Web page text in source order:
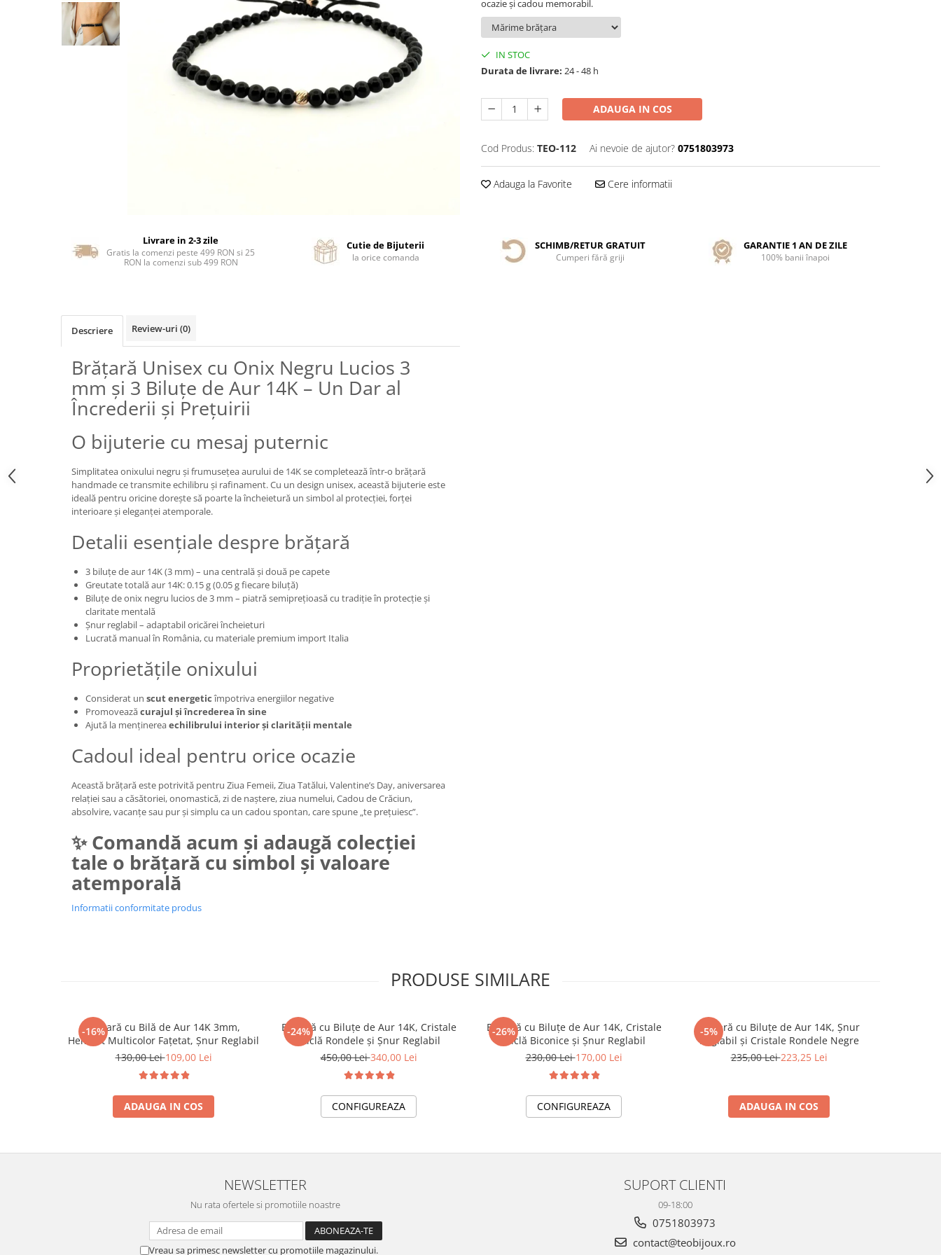
ocazie și cadou memorabil.
IN STOC
Durata de livrare: 24 - 48 h
ADAUGA IN COS
Cod Produs: TEO-112 Ai nevoie de ajutor? 0751803973
Adauga la Favorite Cere informatii
Livrare in 2-3 zile
Gratis la comenzi peste 499 RON si 25
RON la comenzi sub 499 RON
Cutie de Bijuterii
la orice comanda
SCHIMB/RETUR GRATUIT
Cumperi fără griji
GARANTIE 1 AN DE ZILE
100% banii înapoi
Descriere Review-uri (0)
Brățară Unisex cu Onix Negru Lucios 3
mm și 3 Biluțe de Aur 14K – Un Dar al
Încrederii și Prețuirii
O bijuterie cu mesaj puternic
Simplitatea onixului negru și frumusețea aurului de 14K se completează într-o brățară
handmade ce transmite echilibru și rafinament. Cu un design unisex, această bijuterie este
ideală pentru oricine dorește să poarte la încheietură un simbol al protecției, forței
interioare și eleganței atemporale.
Detalii esențiale despre brățară
3 biluțe de aur 14K (3 mm) – una centrală și două pe capete
Greutate totală aur 14K: 0.15 g (0.05 g fiecare biluță)
Biluțe de onix negru lucios de 3 mm – piatră semiprețioasă cu tradiție în protecție și
claritate mentală
Șnur reglabil – adaptabil oricărei încheieturi
Lucrată manual în România, cu materiale premium import Italia
Proprietățile onixului
Considerat un scut energeticîmpotriva energiilor negative
Promoveazăcurajul și încrederea în sine
Ajută la menținereaechilibrului interior și clarității mentale
Cadoul ideal pentru orice ocazie
Această brățară este potrivită pentru Ziua Femeii, Ziua Tatălui, Valentine’s Day, aniversarea
relației sau a căsătoriei, onomastică, zi de naștere, ziua numelui, Cadou de Crăciun,
absolvire, vacanțe sau pur și simplu ca un cadou spontan, care spune „te prețuiesc”.
✨ Comandă acum și adaugă colecției
tale o brățară cu simbol și valoare
atemporală
Informatii conformitate produs
PRODUSE SIMILARE
-16%
Brățară cu Bilă de Aur 14K 3mm,
Hematit Multicolor Fațetat, Șnur Reglabil
130,00 Lei109,00 Lei
ADAUGA IN COS
-24%
Brățară cu Biluțe de Aur 14K, Cristale
Sticlă Rondele și Șnur Reglabil
450,00 Lei340,00 Lei
CONFIGUREAZA
-26%
Brățară cu Biluțe de Aur 14K, Cristale
Sticlă Biconice și Șnur Reglabil
230,00 Lei170,00 Lei
CONFIGUREAZA
-5%
Brățară cu Biluțe de Aur 14K, Șnur
Reglabil și Cristale Rondele Negre
235,00 Lei223,25 Lei
ADAUGA IN COS
NEWSLETTER
Nu rata ofertele si promotiile noastre
Vreau sa primesc newsletter cu promotiile magazinului.
SUPORT CLIENTI
09-18:00
0751803973
contact@teobijoux.ro